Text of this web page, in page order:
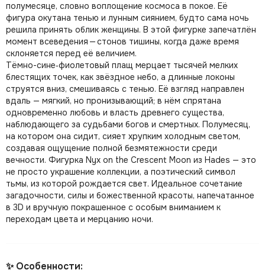
полумесяце, словно воплощение космоса в покое. Её
фигура окутана тенью и лунным сиянием, будто сама ночь
решила принять облик женщины. В этой фигурке запечатлён
момент всеведения — стонов тишины, когда даже время
склоняется перед её величием.
Тёмно-сине‑фиолетовый плащ мерцает тысячей мелких
блестящих точек, как звёздное небо, а длинные локоны
струятся вниз, смешиваясь с тенью. Её взгляд направлен
вдаль — мягкий, но пронизывающий; в нём спрятана
одновременно любовь и власть древнего существа,
наблюдающего за судьбами богов и смертных. Полумесяц,
на котором она сидит, сияет хрупким холодным светом,
создавая ощущение полной безмятежности среди
вечности. Фигурка Nyx on the Crescent Moon из Hades — это
не просто украшение коллекции, а поэтический символ
тьмы, из которой рождается свет. Идеальное сочетание
загадочности, силы и божественной красоты, напечатанное
в 3D и вручную покрашенное с особым вниманием к
переходам цвета и мерцанию ночи.
✨ Особенности: